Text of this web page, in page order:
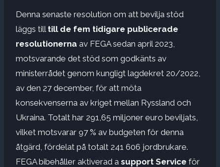
Denna senaste resolution om att bevilja stöd
läggs till till de fem tidigare publicerade
resolutionerna av FEGA sedan april 2023,
motsvarande det stöd som godkänts av
ministerrådet genom kungligt lagdekret 20/2022,
av den 27 december, för att möta
konsekvenserna av kriget mellan Ryssland och
Ukraina. Totalt har 291,65 miljoner euro beviljats,
vilket motsvarar 97 % av budgeten för denna
åtgärd, fördelat på totalt 241 606 jordbrukare.
FEGA bibehåller aktiverad a support Service för